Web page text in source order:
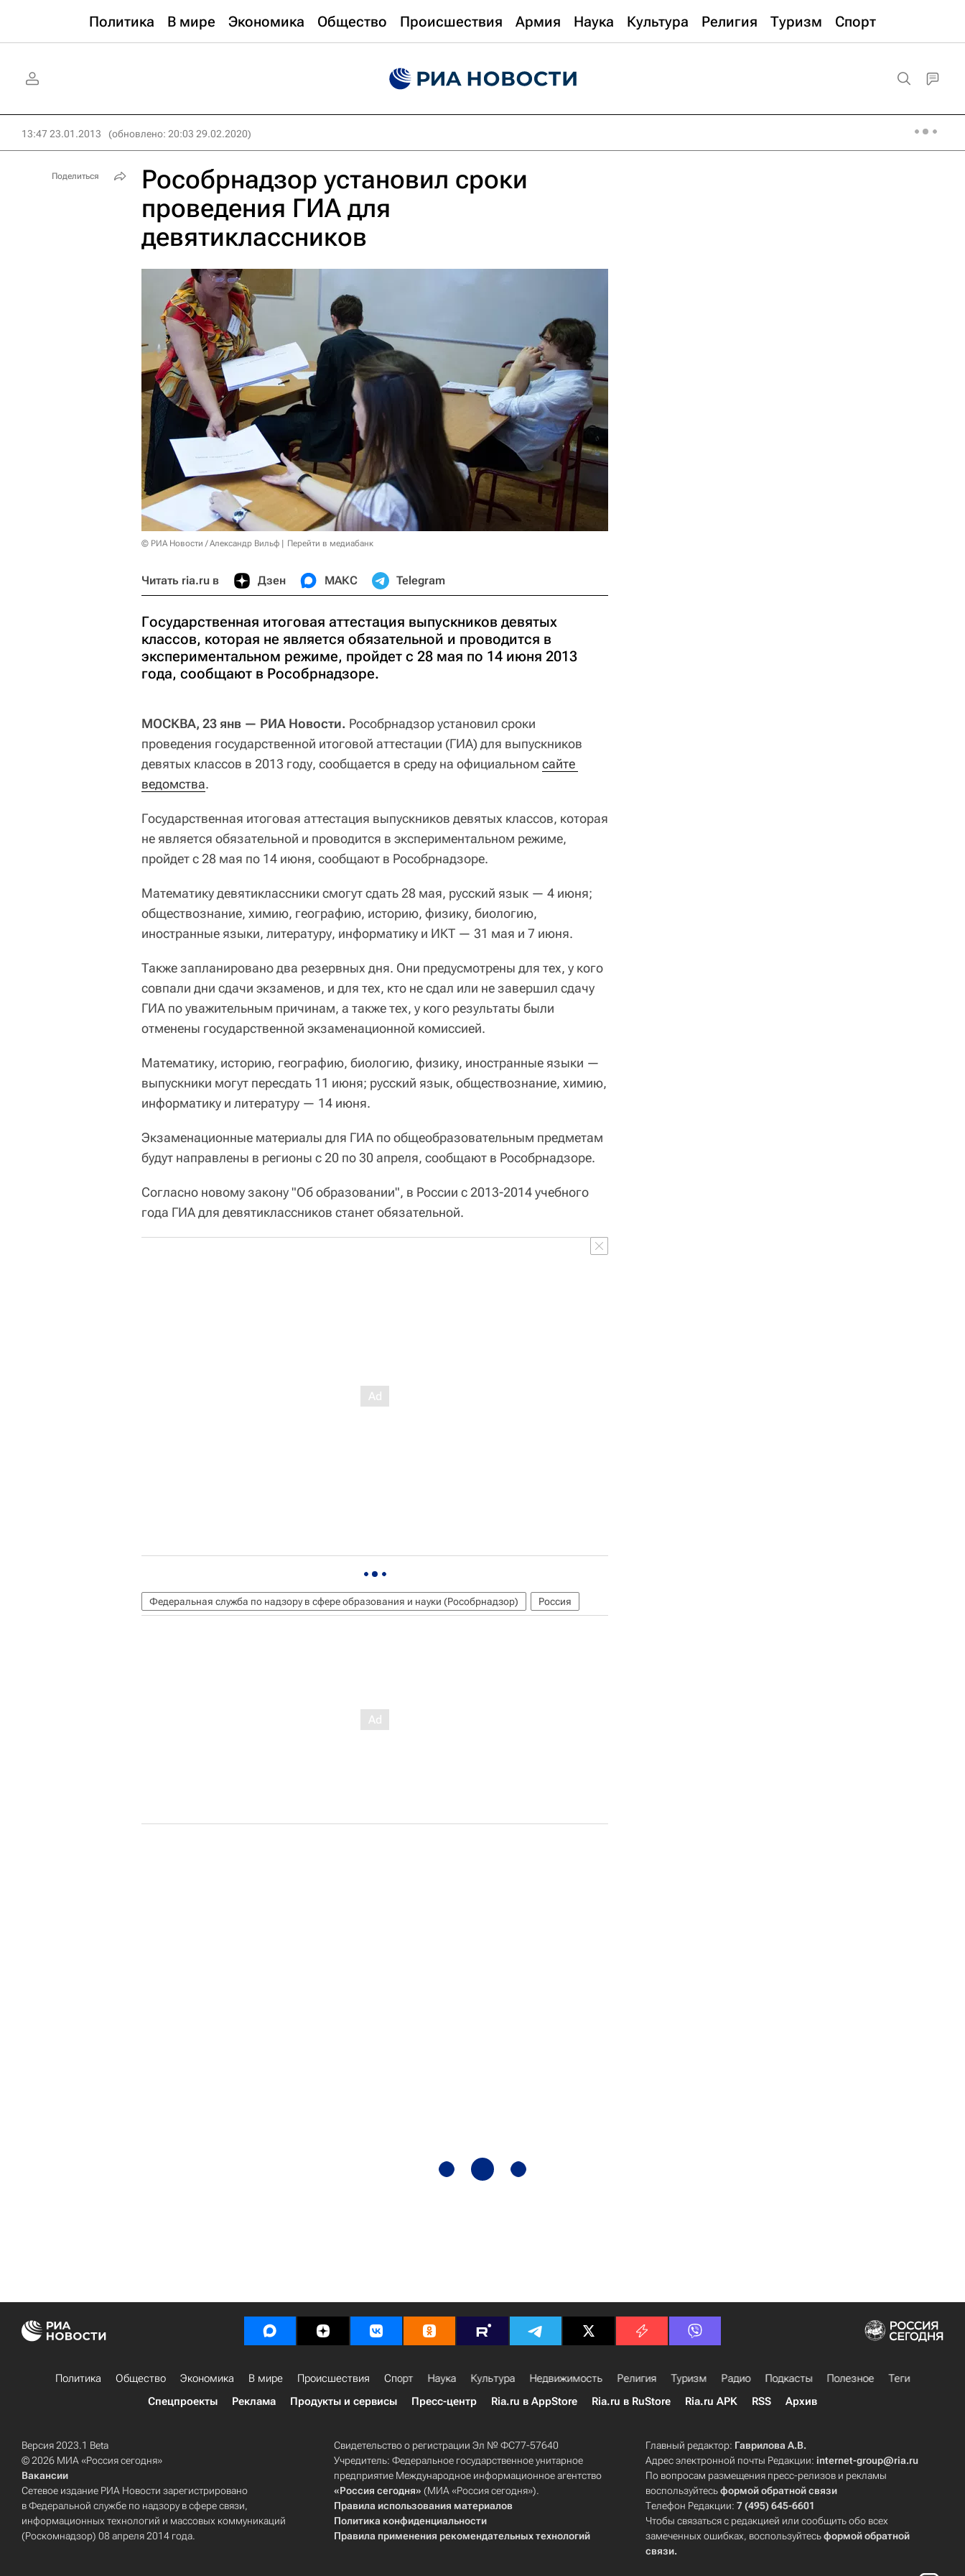
Политика В мире Экономика Общество Происшествия Армия Наука Культура Религия Туризм Спорт
13:47 23.01.2013 (обновлено: 20:03 29.02.2020)
Рособрнадзор установил сроки
проведения ГИА для
девятиклассников
© РИА Новости / Александр Вильф Перейти в медиабанк
Читать ria.ru в Дзен МАКС Telegram
Государственная итоговая аттестация выпускников девятых
классов, которая не является обязательной и проводится в
экспериментальном режиме, пройдет с 28 мая по 14 июня 2013
года, сообщают в Рособрнадзоре.
МОСКВА, 23 янв — РИА Новости. Рособрнадзор установил сроки
проведения государственной итоговой аттестации (ГИА) для выпускников
девятых классов в 2013 году, сообщается в среду на официальном сайте
ведомства.
Государственная итоговая аттестация выпускников девятых классов, которая
не является обязательной и проводится в экспериментальном режиме,
пройдет с 28 мая по 14 июня, сообщают в Рособрнадзоре.
Математику девятиклассники смогут сдать 28 мая, русский язык — 4 июня;
обществознание, химию, географию, историю, физику, биологию,
иностранные языки, литературу, информатику и ИКТ — 31 мая и 7 июня.
Также запланировано два резервных дня. Они предусмотрены для тех, у кого
совпали дни сдачи экзаменов, и для тех, кто не сдал или не завершил сдачу
ГИА по уважительным причинам, а также тех, у кого результаты были
отменены государственной экзаменационной комиссией.
Математику, историю, географию, биологию, физику, иностранные языки —
выпускники могут пересдать 11 июня; русский язык, обществознание, химию,
информатику и литературу — 14 июня.
Экзаменационные материалы для ГИА по общеобразовательным предметам
будут направлены в регионы с 20 по 30 апреля, сообщают в Рособрнадзоре.
Согласно новому закону "Об образовании", в России с 2013-2014 учебного
года ГИА для девятиклассников станет обязательной.
Федеральная служба по надзору в сфере образования и науки (Рособрнадзор) Россия
Поделиться
Политика Общество Экономика В мире Происшествия Спорт Наука Культура Недвижимость Религия Туризм Радио Подкасты Полезное
Теги
Спецпроекты
Реклама Продукты и сервисы Пресс-центр Ria.ru в AppStore Ria.ru в RuStore Ria.ru APK RSS Архив
Версия 2023.1 Beta
© 2026 МИА «Россия сегодня»
Вакансии
Сетевое издание РИА Новости зарегистрировано
в Федеральной службе по надзору в сфере связи,
информационных технологий и массовых коммуникаций
(Роскомнадзор) 08 апреля 2014 года.
Свидетельство о регистрации Эл № ФС77-57640
Учредитель: Федеральное государственное унитарное
предприятие Международное информационное агентство
«Россия сегодня» (МИА «Россия сегодня»).
Правила использования материалов
Политика конфиденциальности
Правила применения рекомендательных технологий
Главный редактор: Гаврилова А.В.
Адрес электронной почты Редакции:internet-group@ria.ru
По вопросам размещения пресс-релизов и рекламы
воспользуйтесьформой обратной связи
Телефон Редакции:7 (495) 645-6601
Чтобы связаться с редакцией или сообщить обо всех
замеченных ошибках, воспользуйтесьформой обратной
связи.